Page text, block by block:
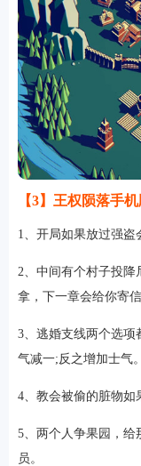
【3】王权陨落手机
1、开局如果放过强盗
2、中间有个村子投
拿，下一章会给你寄
3、逃婚支线两个选项
气减一;反之增加士气。
4、教会被偷的脏物如
5、两个人争果园，给
员。